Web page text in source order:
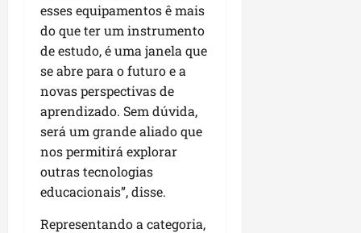
esses equipamentos ê mais
do que ter um instrumento
de estudo, é uma janela que
se abre para o futuro e a
novas perspectivas de
aprendizado. Sem dúvida,
será um grande aliado que
nos permitirá explorar
outras tecnologias
educacionais”, disse.
Representando a categoria,